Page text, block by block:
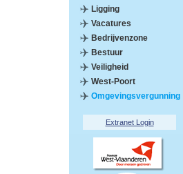
Ligging
Vacatures
Bedrijvenzone
Bestuur
Veiligheid
West-Poort
Omgevingsvergunning
Extranet Login